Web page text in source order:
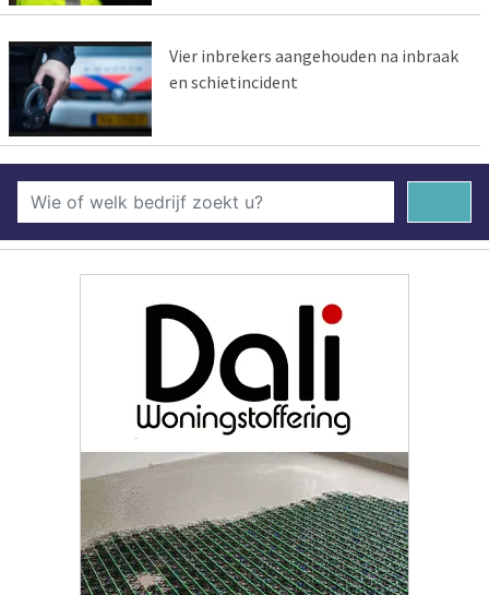
Vier inbrekers aangehouden na inbraak
en schietincident